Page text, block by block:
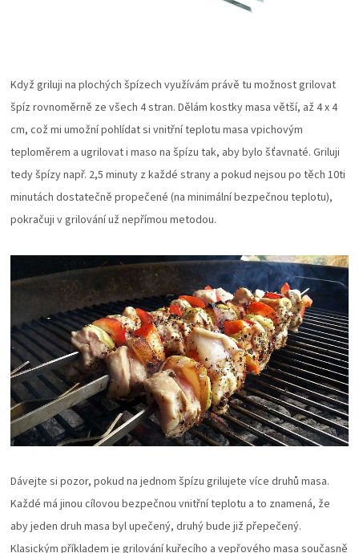
NA
ZRÁNÍ
MASA
KUCHYNĚ
KNIHY
O
GRILOVÁNÍ
HAVAJSKÉ
VÍNO
Když griluji na plochých špízech využívám právě tu možnost grilovat
špíz rovnoměrně ze všech 4 stran. Dělám kostky masa větší, až 4 x 4
cm, což mi umožní pohlídat si vnitřní teplotu masa vpichovým
teploměrem a ugrilovat i maso na špízu tak, aby bylo šťavnaté. Griluji
tedy špízy např. 2,5 minuty z každé strany a pokud nejsou po těch 10ti
minutách dostatečně propečené (na minimální bezpečnou teplotu),
pokračuji v grilování už nepřímou metodou.
Dávejte si pozor, pokud na jednom špízu grilujete více druhů masa.
Každé má jinou cílovou bezpečnou vnitřní teplotu a to znamená, že
aby jeden druh masa byl upečený, druhý bude již přepečený.
Klasickým příkladem je grilování kuřecího a vepřového masa současně